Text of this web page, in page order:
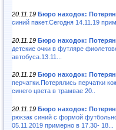
20.11.19 Бюро находок:
синий пакет.Сегодня 14.11.19
20.11.19 Бюро находок:
детские очки в футляре
автобуса.13.11...
20.11.19 Бюро находок:
перчатки.Потерялись перчатки
синего цвета в трамвае 20..
20.11.19 Бюро находок:
рюкзак синий с формой
05.11.2019 примерно в 17.30- 18...